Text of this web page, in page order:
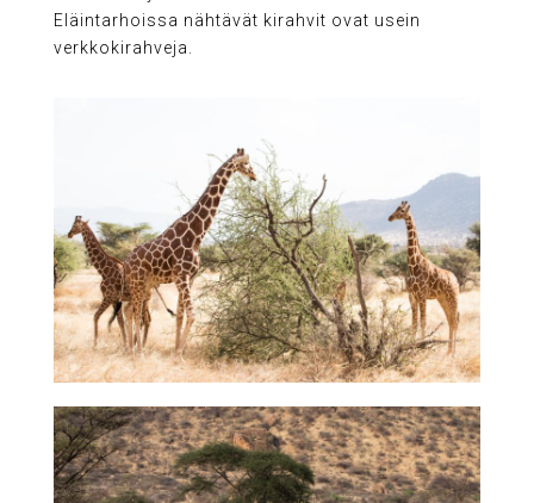
Eläintarhoissa nähtävät kirahvit ovat usein
verkkokirahveja.